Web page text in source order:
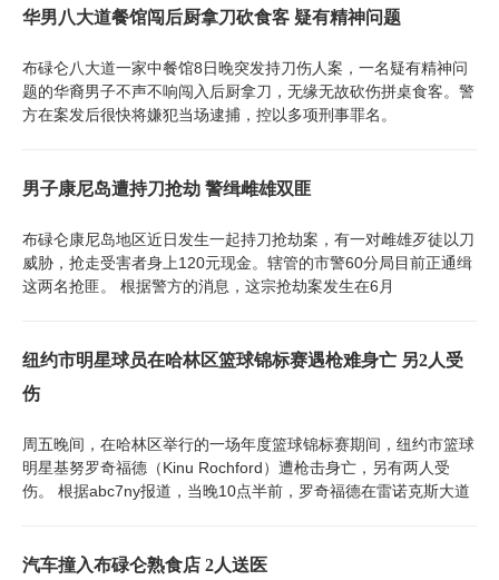
华男八大道餐馆闯后厨拿刀砍食客 疑有精神问题
布碌仑八大道一家中餐馆8日晚突发持刀伤人案，一名疑有精神问
题的华裔男子不声不响闯入后厨拿刀，无缘无故砍伤拼桌食客。警
方在案发后很快将嫌犯当场逮捕，控以多项刑事罪名。
男子康尼岛遭持刀抢劫 警缉雌雄双匪
布碌仑康尼岛地区近日发生一起持刀抢劫案，有一对雌雄歹徒以刀
威胁，抢走受害者身上120元现金。辖管的市警60分局目前正通缉
这两名抢匪。 根据警方的消息，这宗抢劫案发生在6月
纽约市明星球员在哈林区篮球锦标赛遇枪难身亡 另2人受
伤
周五晚间，在哈林区举行的一场年度篮球锦标赛期间，纽约市篮球
明星基努罗奇福德（Kinu Rochford）遭枪击身亡，另有两人受
伤。 根据abc7ny报道，当晚10点半前，罗奇福德在雷诺克斯大道
汽车撞入布碌仑熟食店 2人送医